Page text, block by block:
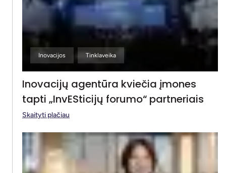
Inovacijos Tinklaveika
Inovacijų agentūra kviečia įmones
tapti „InvESticijų forumo“ partneriais
Skaityti plačiau